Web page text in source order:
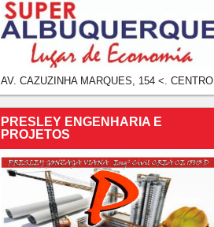
AV. CAZUZINHA MARQUES, 154 <. CENTRO
PRESLEY ENGENHARIA E
PROJETOS